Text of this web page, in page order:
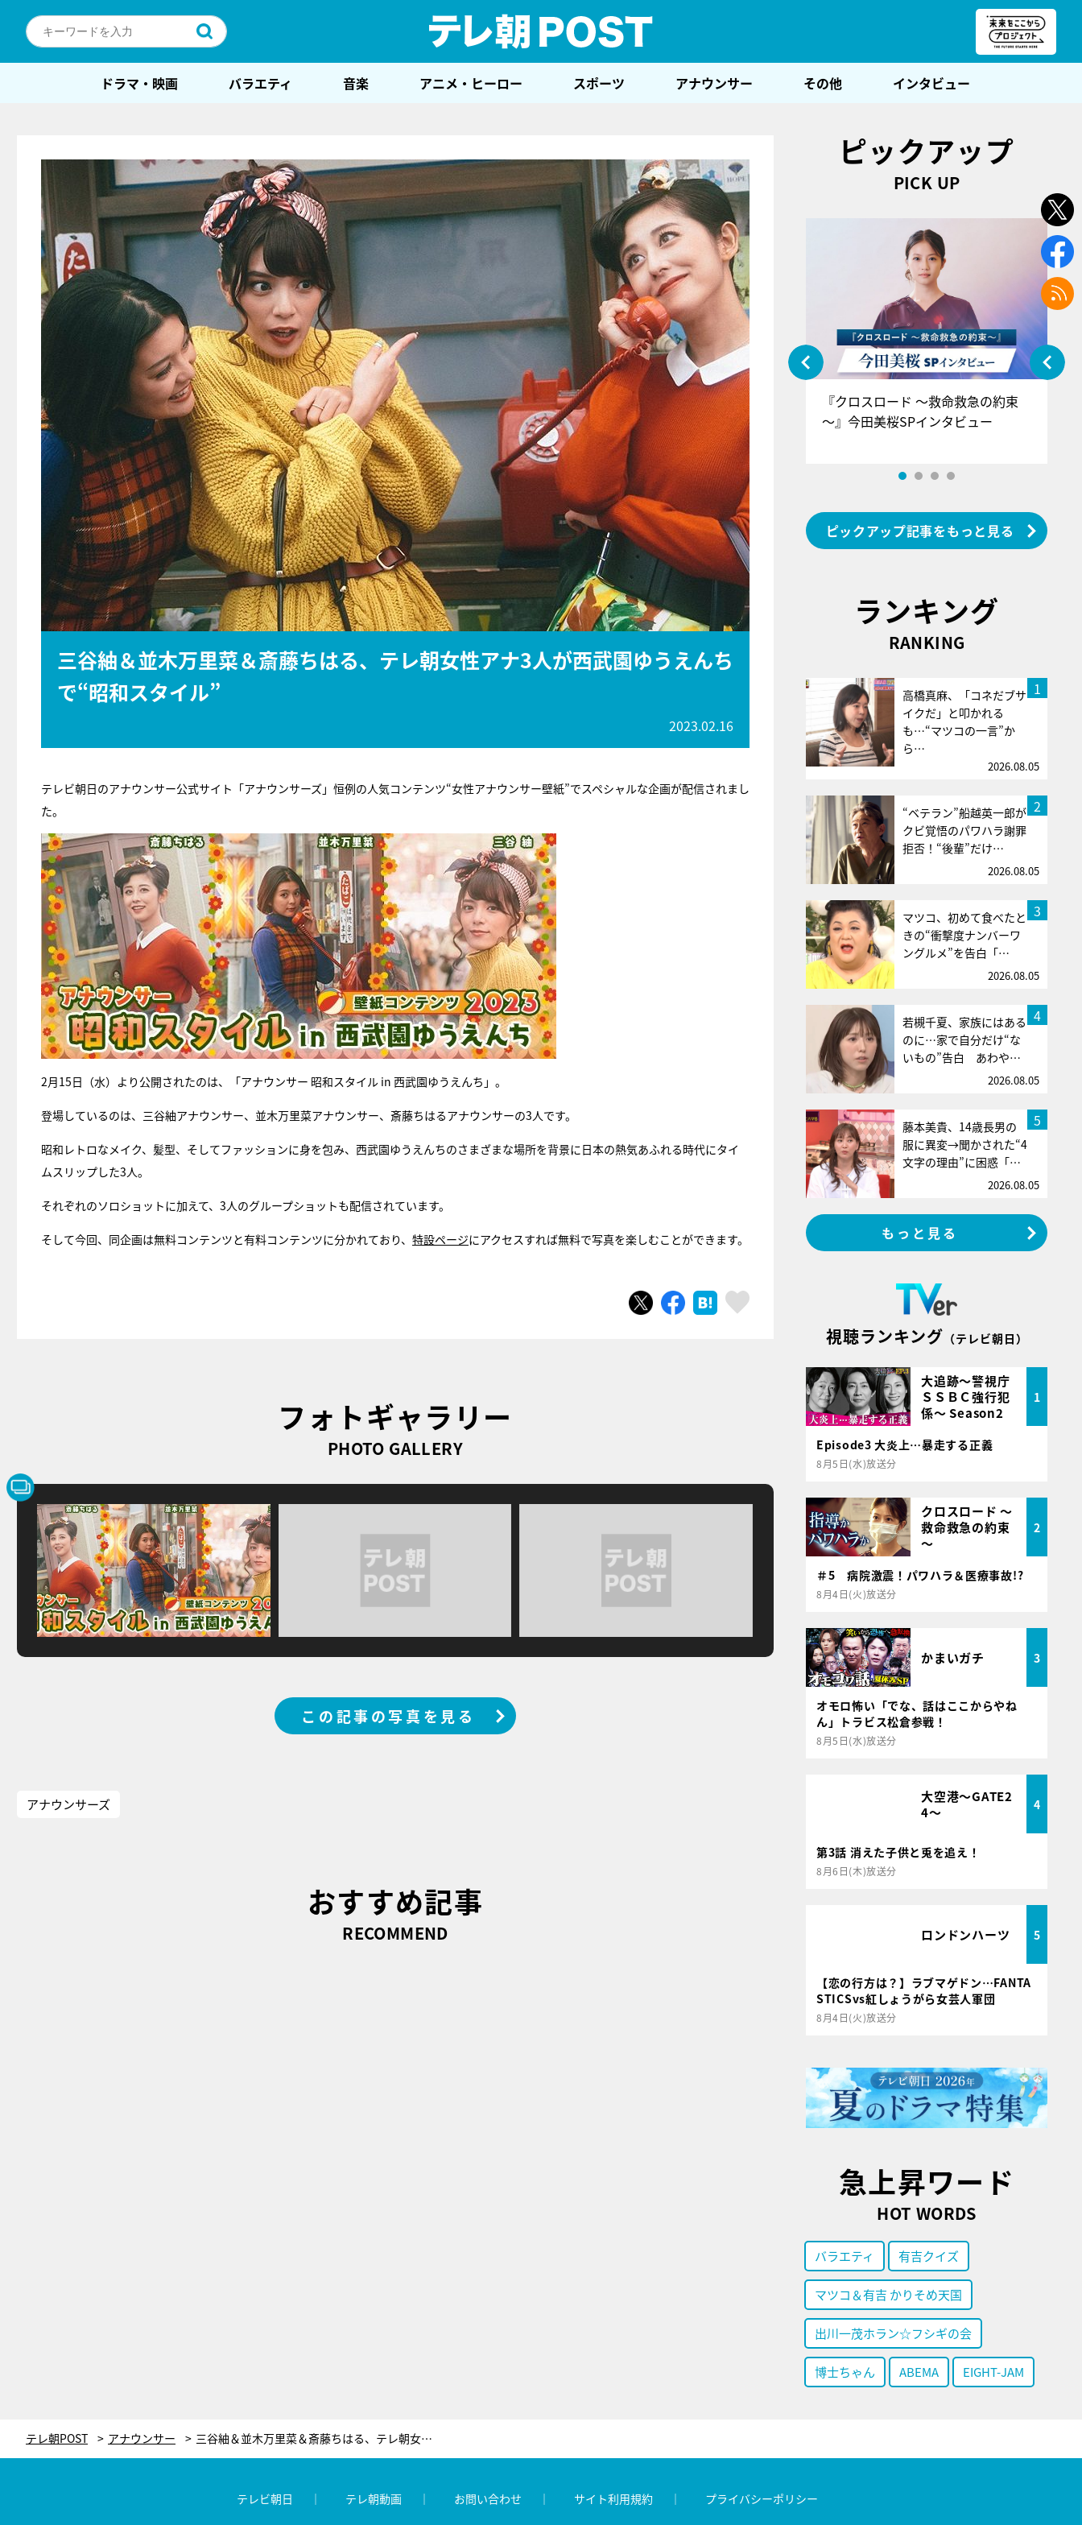
ドラマ・映画 バラエティ 音楽 アニメ・ヒーロー スポーツ アナウンサー その他 インタビュー
三谷紬＆並木万里菜＆斎藤ちはる、テレ朝女性アナ3人が西武園ゆうえんち
で“昭和スタイル”
2023.02.16
テレビ朝日のアナウンサー公式サイト「アナウンサーズ」恒例の人気コンテンツ“女性アナウンサー壁紙”でスペシャルな企画が配信されまし
た。
2月15日（水）より公開されたのは、「アナウンサー 昭和スタイル in 西武園ゆうえんち」。
登場しているのは、三谷紬アナウンサー、並木万里菜アナウンサー、斎藤ちはるアナウンサーの3人です。
昭和レトロなメイク、髪型、そしてファッションに身を包み、西武園ゆうえんちのさまざまな場所を背景に日本の熱気あふれる時代にタイ
ムスリップした3人。
それぞれのソロショットに加えて、3人のグループショットも配信されています。
そして今回、同企画は無料コンテンツと有料コンテンツに分かれており、 特設ページにアクセスすれば無料で写真を楽しむことができます。
ツイートシェア はてブ
フォトギャラリー
PHOTO GALLERY
この記事の写真を見る
アナウンサーズ
おすすめ記事
RECOMMEND
ピックアップ
PICK UP
『アイ＝ラブ！げーみんぐ』＝LOV
E齋藤樹愛羅＆佐々木舞香SPインタ
ビュー
『クロスロード ～救命救急の約束
～』今田美桜SPインタビュー
ピックアップ記事をもっと見る
ランキング
RANKING
1
高橋真麻、「コネだブサ
イクだ」と叩かれる
も…“マツコの一言”か
ら…
2026.08.05
2
“ベテラン”船越英一郎が
クビ覚悟のパワハラ謝罪
拒否！“後輩”だけ…
2026.08.05
3
マツコ、初めて食べたと
きの“衝撃度ナンバーワ
ングルメ”を告白「…
2026.08.05
4
若槻千夏、家族にはある
のに…家で自分だけ“な
いもの”告白 あわや…
2026.08.05
5
藤本美貴、14歳長男の
服に異変→聞かされた“4
文字の理由”に困惑「…
2026.08.05
もっと見る
視聴ランキング （テレビ朝日）
大追跡～警視庁
ＳＳＢＣ強行犯
係～ Season2
1
Episode3 大炎上…暴走する正義
8月5日(水)放送分
クロスロード ～
救命救急の約束
～
2
＃5 病院激震！パワハラ＆医療事故!?
8月4日(火)放送分
かまいガチ 3
オモロ怖い「でな、話はここからやね
ん」トラビス松倉参戦！
8月5日(水)放送分
大空港～GATE2
4～
4
第3話 消えた子供と兎を追え！
8月6日(木)放送分
ロンドンハーツ 5
【恋の行方は？】ラブマゲドン…FANTA
STICSvs紅しょうがら女芸人軍団
8月4日(火)放送分
急上昇ワード
HOT WORDS
バラエティ 有吉クイズ
マツコ＆有吉 かりそめ天国
出川一茂ホラン☆フシギの会
博士ちゃん ABEMA EIGHT-JAM
テレ朝POST アナウンサー 三谷紬＆並木万里菜＆斎藤ちはる、テレ朝女性アナ3人が西武園ゆうえんちで“昭和スタイル”
テレビ朝日 テレ朝動画 お問い合わせ サイト利用規約 プライバシーポリシー